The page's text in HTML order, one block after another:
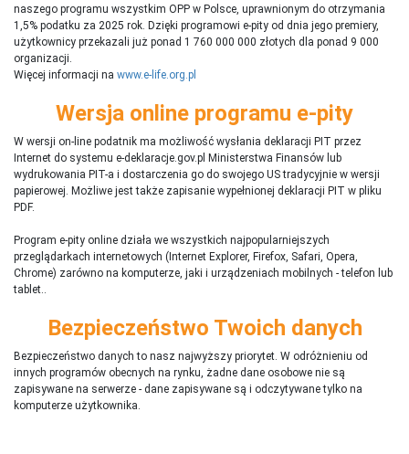
naszego programu wszystkim OPP w Polsce, uprawnionym do otrzymania
1,5% podatku za 2025 rok. Dzięki programowi e-pity od dnia jego premiery,
użytkownicy przekazali już ponad 1 760 000 000 złotych dla ponad 9 000
organizacji.
Więcej informacji na www.e-life.org.pl
Wersja online programu e-pity
W wersji on-line podatnik ma możliwość wysłania deklaracji PIT przez
Internet do systemu e-deklaracje.gov.pl Ministerstwa Finansów lub
wydrukowania PIT-a i dostarczenia go do swojego US tradycyjnie w wersji
papierowej. Możliwe jest także zapisanie wypełnionej deklaracji PIT w pliku
PDF.
Program e-pity online działa we wszystkich najpopularniejszych
przeglądarkach internetowych (Internet Explorer, Firefox, Safari, Opera,
Chrome) zarówno na komputerze, jaki i urządzeniach mobilnych - telefon lub
tablet..
Bezpieczeństwo Twoich danych
Bezpieczeństwo danych to nasz najwyższy priorytet. W odróżnieniu od
innych programów obecnych na rynku, żadne dane osobowe nie są
zapisywane na serwerze - dane zapisywane są i odczytywane tylko na
komputerze użytkownika.